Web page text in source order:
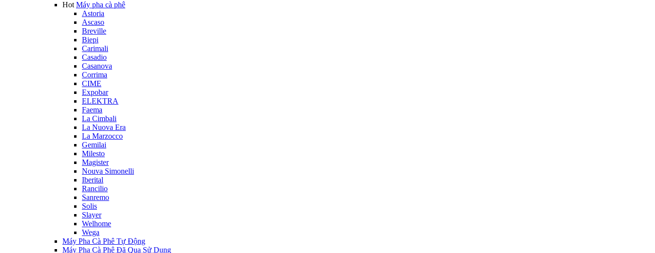
Hot Máy pha cà phê
Astoria
Ascaso
Breville
Biepi
Carimali
Casadio
Casanova
Corrima
CIME
Expobar
ELEKTRA
Faema
La Cimbali
La Nuova Era
La Marzocco
Gemilai
Milesto
Magister
Nouva Simonelli
Iberital
Rancilio
Sanremo
Solis
Slayer
Welhome
Wega
Máy Pha Cà Phê Tự Động
Máy Pha Cà Phê Đã Qua Sử Dụng